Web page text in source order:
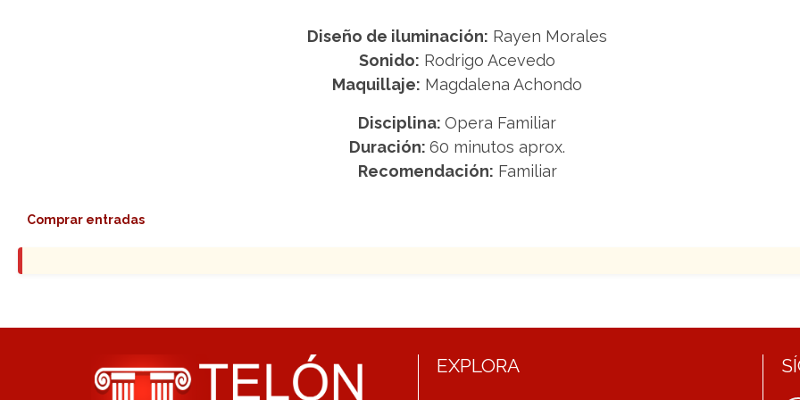
Diseño de iluminación: Rayen Morales
Sonido: Rodrigo Acevedo
Maquillaje: Magdalena Achondo
Disciplina: Opera Familiar
Duración: 60 minutos aprox.
Recomendación: Familiar
Comprar entradas
EXPLORA